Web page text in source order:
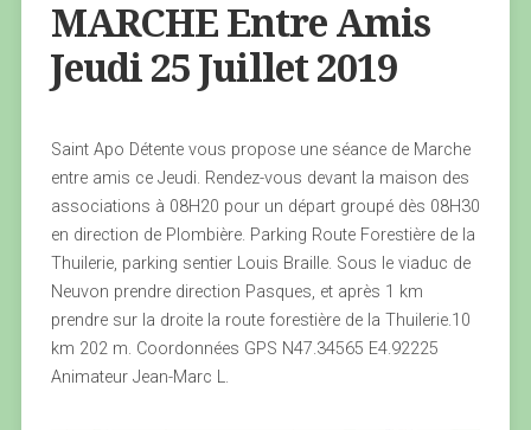
MARCHE Entre Amis
Jeudi 25 Juillet 2019
Saint Apo Détente vous propose une séance de Marche
entre amis ce Jeudi. Rendez-vous devant la maison des
associations à 08H20 pour un départ groupé dès 08H30
en direction de Plombière. Parking Route Forestière de la
Thuilerie, parking sentier Louis Braille. Sous le viaduc de
Neuvon prendre direction Pasques, et après 1 km
prendre sur la droite la route forestière de la Thuilerie.10
km 202 m. Coordonnées GPS N47.34565 E4.92225
Animateur Jean-Marc L.